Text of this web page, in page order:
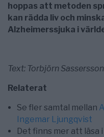
hoppas att metoden
kan rädda liv och
Alzheimerssjuka i
Text: Torbjörn Sassersson
Relaterat
Se fler samtal mellan
Ingemar Ljungqvist
Det finns mer att